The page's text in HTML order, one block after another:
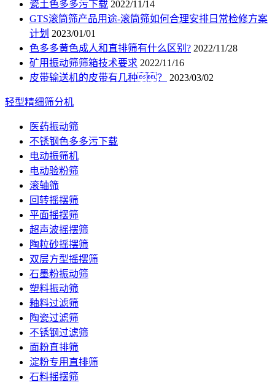
瓷土色多多污下载 2022/11/14
GTS滚筒筛产品用途-滚筒筛如何合理安排日常检修方案
计划 2023/01/01
色多多黄色成人和直排筛有什么区别? 2022/11/28
矿用振动筛筛箱技术要求 2022/11/16
皮带输送机的皮带有几种？
2023/03/02
轻型精细筛分机
医药振动筛
不锈钢色多多污下载
电动振筛机
电动验粉筛
滚轴筛
回转摇摆筛
平面摇摆筛
超声波摇摆筛
陶粒砂摇摆筛
双层方型摇摆筛
石墨粉振动筛
塑料振动筛
釉料过滤筛
陶瓷过滤筛
不锈钢过滤筛
面粉直排筛
淀粉专用直排筛
石料摇摆筛